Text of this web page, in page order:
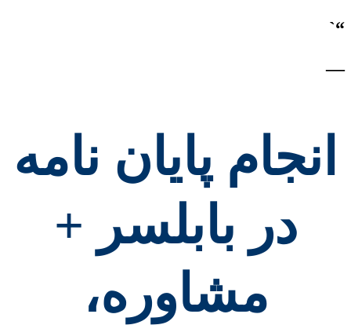
“`
—
انجام پایان نامه
در بابلسر +
مشاوره،